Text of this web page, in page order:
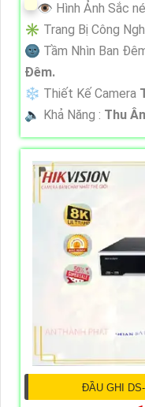
👁 Hình Ảnh Sắc
✳️ Trang Bị Công
🌚 Tầm Nhìn Ban
Đêm.
❄ Thiết Kế Camera
️🔈 Khả Năng : Thu
ĐẦU GHI